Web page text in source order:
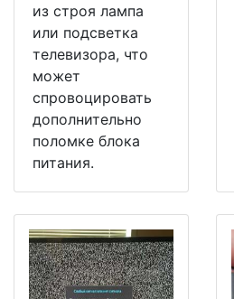
из строя лампа
или подсветка
телевизора, что
может
спровоцировать
дополнительно
поломке блока
питания.